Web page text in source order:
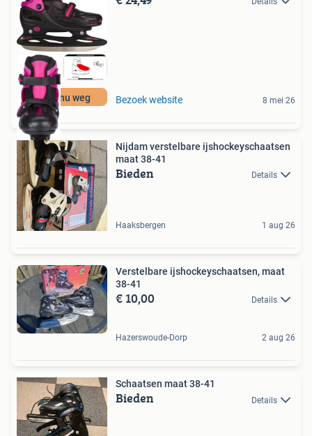
Moet nu weg Bezoek website 8 mei 26
Nijdam verstelbare ijshockeyschaatsen
maat 38-41
Bieden Details
Haaksbergen 1 aug 26
Verstelbare ijshockeyschaatsen, maat
38-41
€ 10,00 Details
Hazerswoude-Dorp 2 aug 26
Schaatsen maat 38-41
Bieden Details